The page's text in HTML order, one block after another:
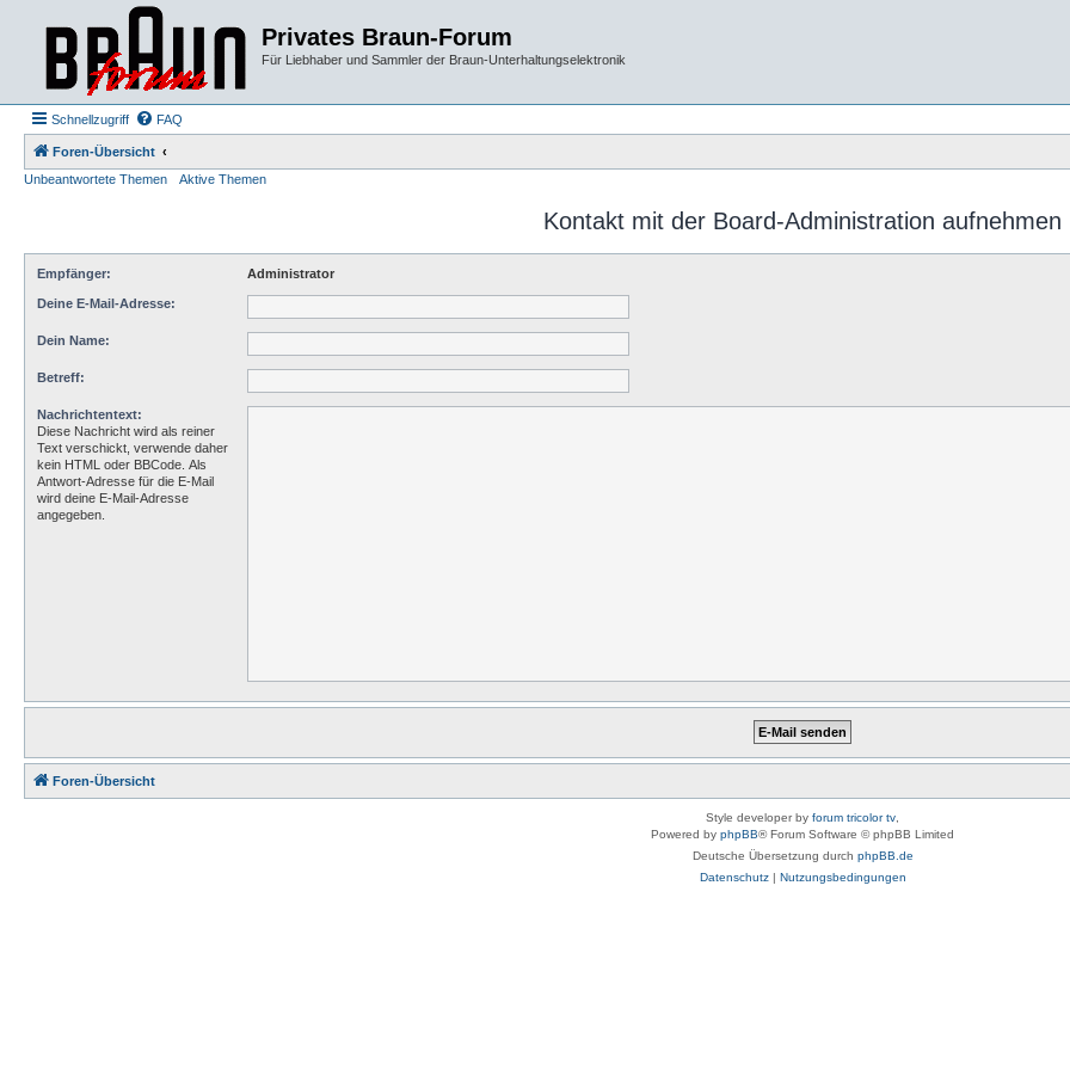
Privates Braun-Forum
Für Liebhaber und Sammler der Braun-Unterhaltungselektronik
Schnellzugriff FAQ
Foren-Übersicht
Unbeantwortete Themen
Aktive Themen
Kontakt mit der Board-Administration aufnehmen
Empfänger: Administrator
Deine E-Mail-Adresse:
Dein Name:
Betreff:
Nachrichtentext:
Diese Nachricht wird als reiner
Text verschickt, verwende daher
kein HTML oder BBCode. Als
Antwort-Adresse für die E-Mail
wird deine E-Mail-Adresse
angegeben.
Foren-Übersicht
Style developer by forum tricolor tv
Powered by phpBB® Forum Software © phpBB Limited
Deutsche Übersetzung durch phpBB.de
Datenschutz| Nutzungsbedingungen